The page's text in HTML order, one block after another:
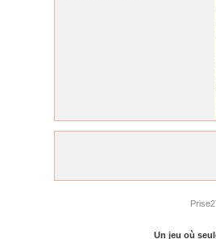
Un jeu où